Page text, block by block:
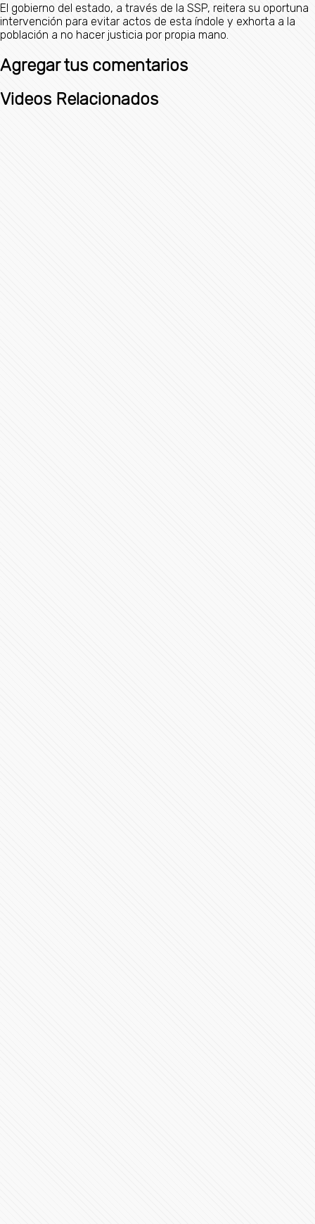
El gobierno del estado, a través de la SSP, reitera su oportuna
intervención para evitar actos de esta índole y exhorta a la
población a no hacer justicia por propia mano.
Agregar tus comentarios
Videos Relacionados